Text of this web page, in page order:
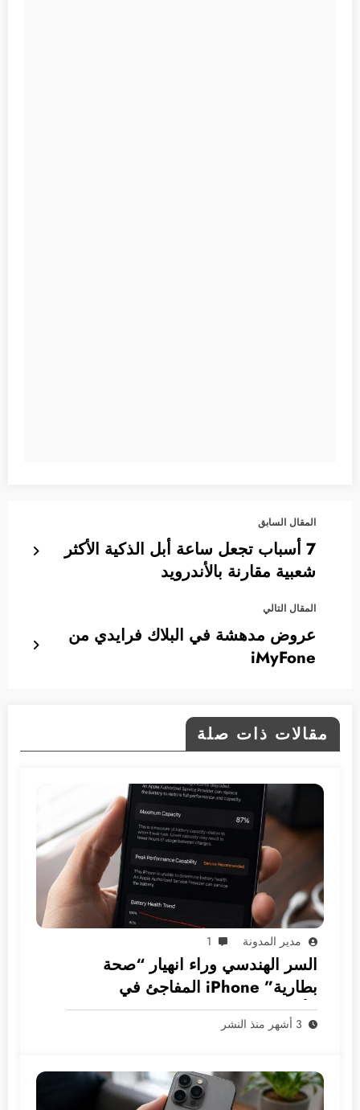
المقال السابق
7 أسباب تجعل ساعة أبل الذكية الأكثر
شعبية مقارنة بالأندرويد
المقال التالي
عروض مدهشة في البلاك فرايدي من
iMyFone
مقالات ذات صلة
مدير المدونة 1
السر الهندسي وراء انهيار “صحة
بطارية” iPhone المفاجئ في
الأسواق العربية
3 أشهر منذ النشر